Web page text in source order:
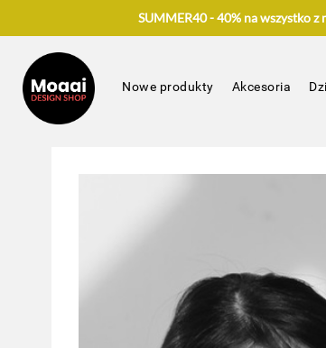
SUMMER40 - 40% na wszystko z
Nowe produkty Akcesoria